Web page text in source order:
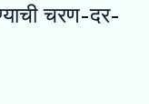
चरण-दर-